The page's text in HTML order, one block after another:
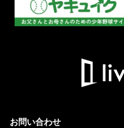
お問い合わせ